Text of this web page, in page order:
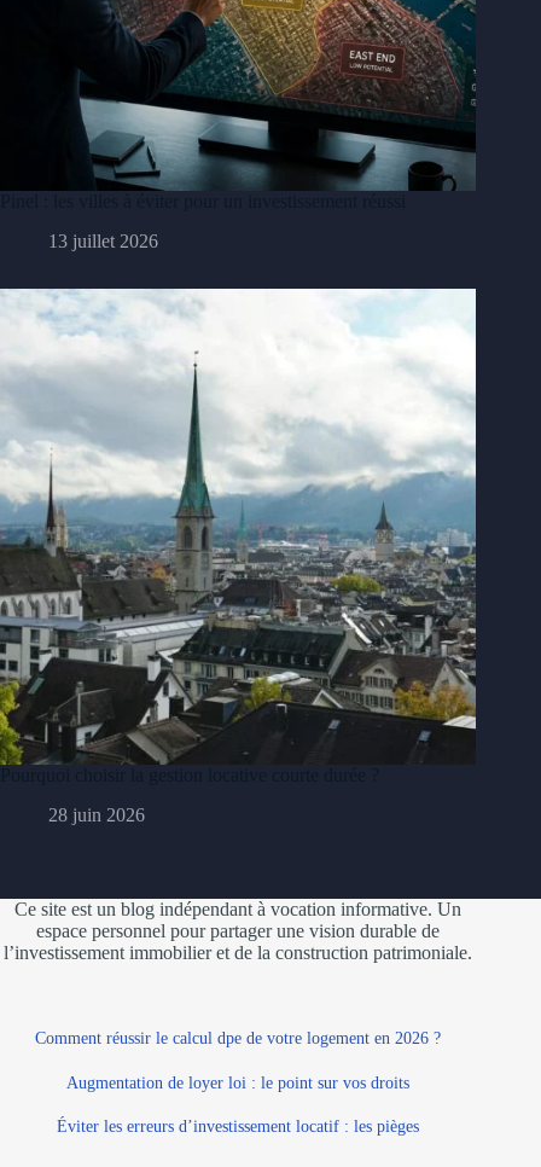
13 juillet 2026
28 juin 2026
Ce site est un blog indépendant à vocation informative. Un
espace personnel pour partager une vision durable de
l’investissement immobilier et de la construction patrimoniale.
Comment réussir le calcul dpe de votre logement en 2026 ?
Augmentation de loyer loi : le point sur vos droits
Éviter les erreurs d’investissement locatif : les pièges